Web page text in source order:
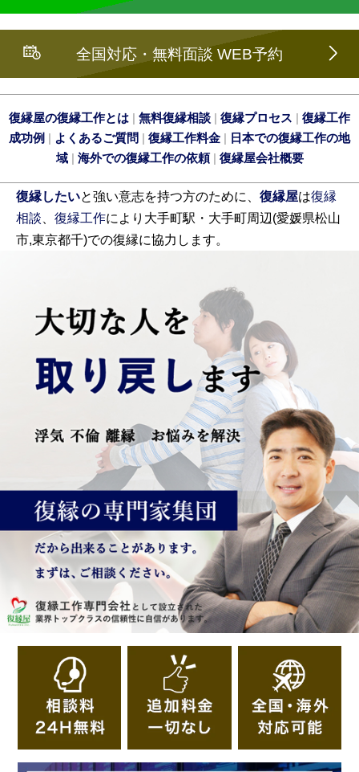
全国対応・無料面談 WEB予約
復縁屋の復縁工作とは | 無料復縁相談 | 復縁プロセス | 復縁工作
成功例 | よくあるご質問 | 復縁工作料金 | 日本での復縁工作の地
域| 海外での復縁工作の依頼| 復縁屋会社概要
復縁したいと強い意志を持つ方のために、 復縁屋は復縁
相談
復縁工作により大手町駅・大手町周辺(愛媛県松山
市,東京都千)での復縁に協力します。